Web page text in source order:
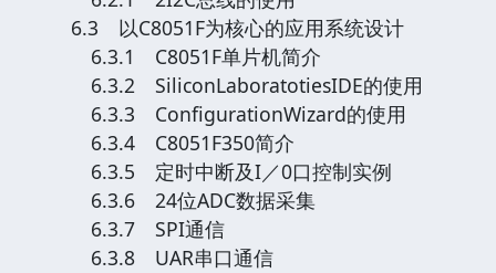
6.3 以C8051F为核心的应用系统设计
6.3.1 C8051F单片机简介
6.3.2 SiliconLaboratotiesIDE的使用
6.3.3 ConfigurationWizard的使用
6.3.4 C8051F350简介
6.3.5 定时中断及I／0口控制实例
6.3.6 24位ADC数据采集
6.3.7 SPI通信
6.3.8 UAR串口通信